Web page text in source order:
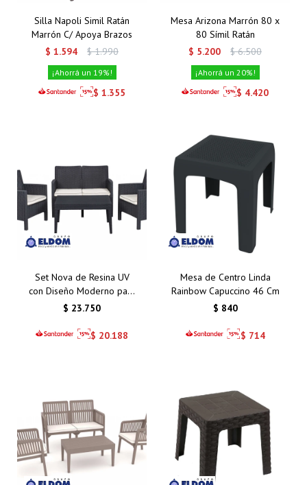
Silla Napoli Simil Ratán
Marrón C/ Apoya Brazos
$ 1.594 $ 1.990
19
$ 1.355
Mesa Arizona Marrón 80 x
80 Símil Ratán
$ 5.200 $ 6.500
20
$ 4.420
Set Nova de Resina UV
con Diseño Moderno para
Exteriores 2+1+1+ Mesa
$ 23.750
$ 20.188
Mesa de Centro Linda
Rainbow Capuccino 46 Cm
$ 840
$ 714